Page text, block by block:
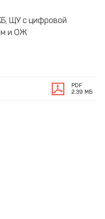
ЩУ с цифровой
и ОЖ
PDF
2.39 МБ